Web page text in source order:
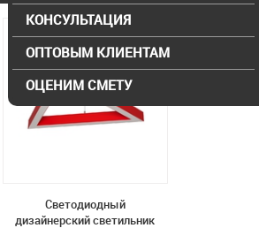
Cветодиодный
дизайнерский светильник
КОНСУЛЬТАЦИЯ
ОПТОВЫМ КЛИЕНТАМ
ОЦЕНИМ СМЕТУ